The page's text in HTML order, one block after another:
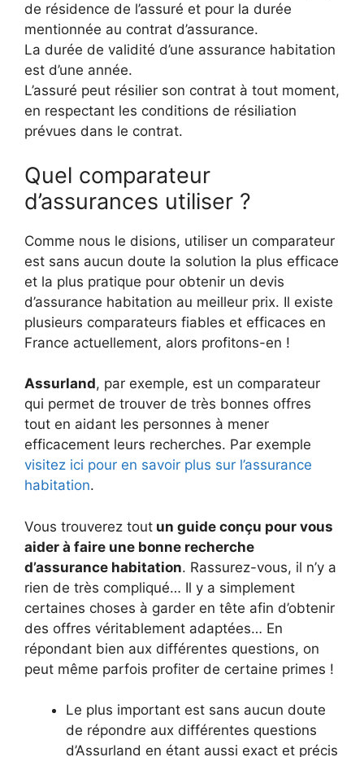
de résidence de l’assuré et pour la durée
mentionnée au contrat d’assurance.
La durée de validité d’une assurance habitation
est d’une année.
L’assuré peut résilier son contrat à tout moment,
en respectant les conditions de résiliation
prévues dans le contrat.
Quel comparateur
d’assurances utiliser ?
Comme nous le disions, utiliser un comparateur
est sans aucun doute la solution la plus efficace
et la plus pratique pour obtenir un devis
d’assurance habitation au meilleur prix. Il existe
plusieurs comparateurs fiables et efficaces en
France actuellement, alors profitons-en !
Assurland, par exemple, est un comparateur
qui permet de trouver de très bonnes offres
tout en aidant les personnes à mener
efficacement leurs recherches. Par exemple
visitez ici pour en savoir plus sur l’assurance
habitation.
Vous trouverez tout un guide conçu pour vous
aider à faire une bonne recherche
d’assurance habitation. Rassurez-vous, il n’y a
rien de très compliqué… Il y a simplement
certaines choses à garder en tête afin d’obtenir
des offres véritablement adaptées… En
répondant bien aux différentes questions, on
peut même parfois profiter de certaine primes !
Le plus important est sans aucun doute
de répondre aux différentes questions
d’Assurland en étant aussi exact et précis